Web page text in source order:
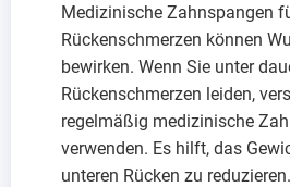
Medizinische Zahnspangen
Rückenschmerzen können
bewirken. Wenn Sie unter
Rückenschmerzen leiden,
regelmäßig medizinische
verwenden. Es hilft, das
unteren Rücken zu reduzieren.